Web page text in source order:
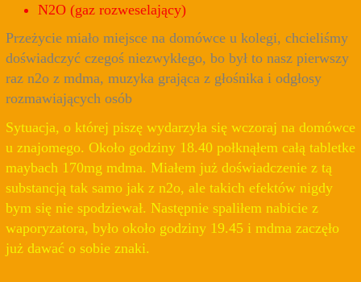
N2O (gaz rozweselający)
Przeżycie miało miejsce na domówce u kolegi, chcieliśmy
doświadczyć czegoś niezwykłego, bo był to nasz pierwszy
raz n2o z mdma, muzyka grająca z głośnika i odgłosy
rozmawiających osób
Sytuacja, o której piszę wydarzyła się wczoraj na domówce
u znajomego. Około godziny 18.40 połknąłem całą tabletke
maybach 170mg mdma. Miałem już doświadczenie z tą
substancją tak samo jak z n2o, ale takich efektów nigdy
bym się nie spodziewał. Następnie spaliłem nabicie z
waporyzatora, było około godziny 19.45 i mdma zaczęło
już dawać o sobie znaki.